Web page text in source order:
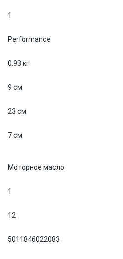
1
Performance
0.93 кг
9 см
23 см
7 см
Моторное масло
1
12
5011846022083